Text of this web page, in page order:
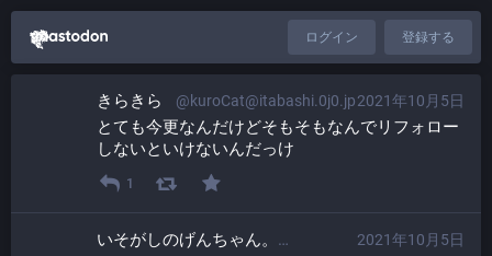
ログイン 登録する
2021年10月5日
きらきら @kuroCat@itabashi.0j0.jp
とても今更なんだけどそもそもなんでリフォロー
しないといけないんだっけ
1
2021年10月5日
いそがしのげんちゃん。​